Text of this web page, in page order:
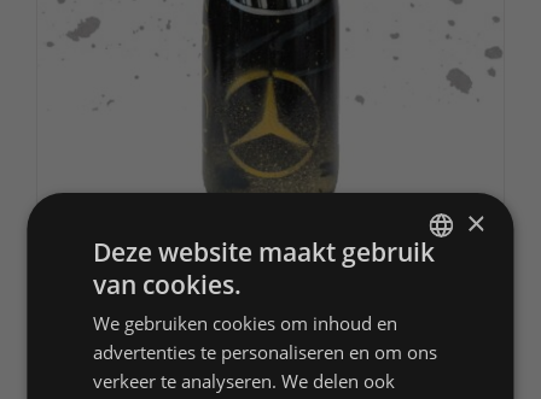
Mercedes Maybach – BRUUT
0.75L
augustus 14th, 2022
×
Deze website maakt gebruik
van cookies.
We gebruiken cookies om inhoud en
advertenties te personaliseren en om ons
verkeer te analyseren. We delen ook